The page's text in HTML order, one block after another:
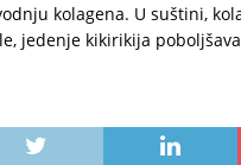
kolagena. U suštini,
jedenje kikirikija